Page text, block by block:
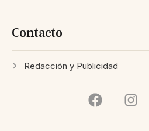
Contacto
Redacción y Publicidad